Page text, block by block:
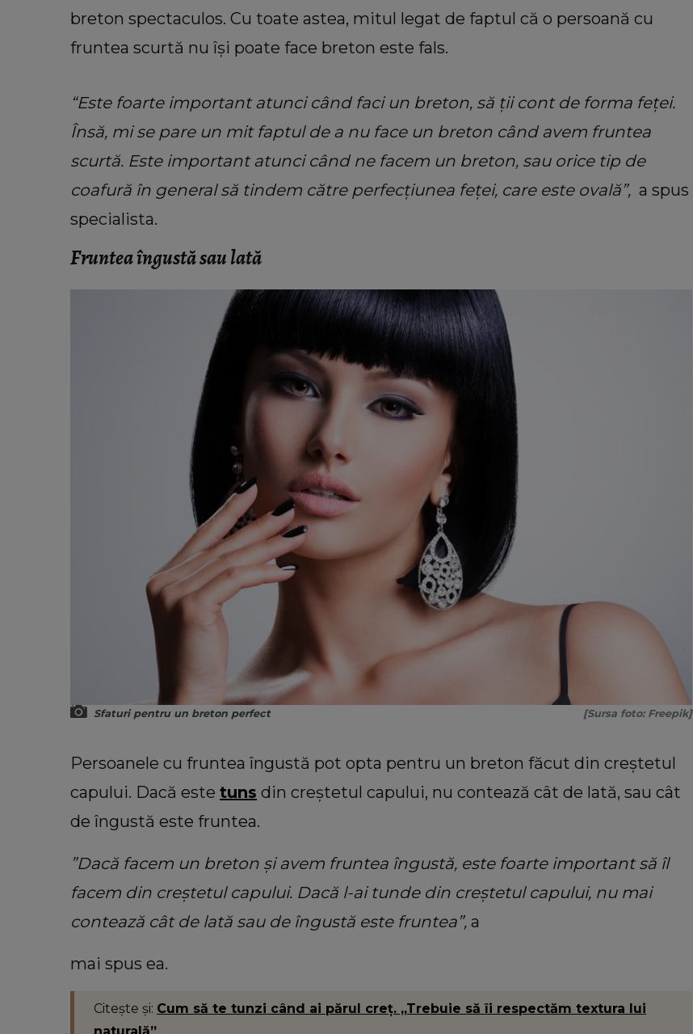
breton spectaculos. Cu toate astea, mitul legat de faptul că o persoană cu
fruntea scurtă nu își poate face breton este fals.
“Este foarte important atunci când faci un breton, să ții cont de forma feței.
Însă, mi se pare un mit faptul de a nu face un breton când avem fruntea
scurtă. Este important atunci când ne facem un breton, sau orice tip de
coafură în general să tindem către perfecțiunea feței, care este ovală”, a spus
specialista.
Fruntea îngustă sau lată
Sfaturi pentru un breton perfect [Sursa foto: Freepik]
Persoanele cu fruntea îngustă pot opta pentru un breton făcut din creștetul
capului. Dacă este tuns din creștetul capului, nu contează cât de lată, sau cât
de îngustă este fruntea.
”Dacă facem un breton și avem fruntea îngustă, este foarte important să îl
facem din creștetul capului. Dacă l-ai tunde din creștetul capului, nu mai
contează cât de lată sau de îngustă este fruntea”, a
mai spus ea.
Citește și: Cum să te tunzi când ai părul creț. „Trebuie să îi respectăm textura lui